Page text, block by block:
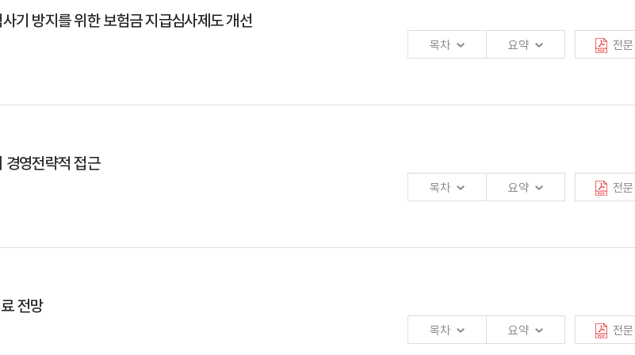
안으로 인해 퇴직연금시장이 더욱 빠르게 성장하는 동시에 투명한 시장거래 질서가 확립될 것으로 기대됨.
적으로 금지됨에 따라 퇴직연금시장이 급격히 성장할 것이며, 담보대출의 허용은 퇴직연금시장의 위축으로 연계되지 않을 것임.
<근퇴법> 개정안으로 인한 시장변화를 예측하고 시장을 선점할 수 있도록 사전에 운영전략을 마련해야 함.
사태는 국제유가 상승, 소비 및 투자 위축 등 세계경제에 부정적인 영향을 미치는 요인으로 대두되었으며, 일본 대지진 및 원전사고는 글로벌
요인으로 작용함.
호조에도 불구하고 내수가 둔화되면서 실질 GDP 성장률이 2010년 4/4분기 4.7%에서 2011년 1/4분기 4.2% 로 하락함. 향후에도
, 가계채무상환 부담 증대 등으로 민간소비가 위축되는 한편, 설비투자도 기저효과로 인해 증가율이 둔화될 전망임.
의 연간 보험료 부과한도가 각 하위그룹별로 설정되어 있고 총 한도는 최대 41억 파운드임.
규정에 정해진 순서와 부담금 규모에 따라 분배됨.
도입한 이후 보험료 분배의 형평성 문제에 대한 논란이 지속되면서 적정 보험료 산출을 위한 정책당국의 지속적인 노력이 이루어지고 있음.
합의된 금융규제 개혁 사항은 주로 은행과 관련된 내용이 대부분이나, 향후 유사한 규제가 보험업에 대해서도 확대될 것으로 예상됨.
전성 규제 도입 시, 보험산업의 리스크 특성을 반영한 규제 및 감독체계 수립이 요구됨.
규제의 경우 현행 보험회사에 대해 자산과 부채에 상응하는 위험자본을 보유하도록 하고 있는 자본규제와 중복되지 않도록 면밀한 검토가
실태 및 제반문제
관련규정 및 특징비교
기 방지를 위한 보험금 지급심사제도 개선
목차 요약 전문
보험사기 발생현황
험금 지급심사제도의 문제점
지급기한제도
경영전략적 접근
목차 요약 전문
전망
목차 요약 전문